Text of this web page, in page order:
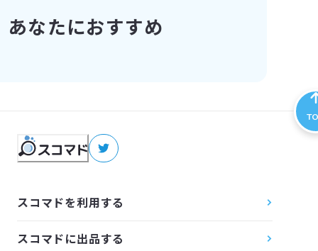
あなたにおすすめ
スコマドを利用する
スコマドに出品する